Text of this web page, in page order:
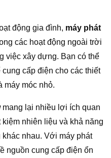
động gia đình, máy phát
các hoạt động ngoài trời
việc xây dựng. Bạn có thể
cấp điện cho các thiết
máy móc nhỏ.
mang lại nhiều lợi ích quan
nhiên liệu và khả năng
nhau. Với máy phát
nguồn cung cấp điện ổn